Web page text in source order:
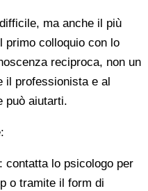
ma anche il più
primo colloquio con lo
reciproca, non un
il professionista e al
può aiutarti.
: contatta lo psicologo per
o tramite il form di